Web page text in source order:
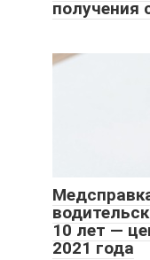
получения
10 лет —
2021 года